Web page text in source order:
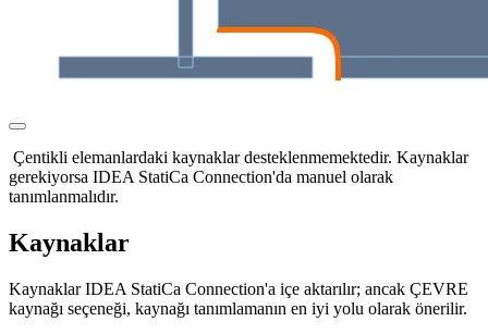
Çentikli elemanlardaki kaynaklar desteklenmemektedir. Kaynaklar
gerekiyorsa IDEA StatiCa Connection'da manuel olarak
tanımlanmalıdır.
Kaynaklar
Kaynaklar IDEA StatiCa Connection'a içe aktarılır; ancak ÇEVRE
kaynağı seçeneği, kaynağı tanımlamanın en iyi yolu olarak önerilir.